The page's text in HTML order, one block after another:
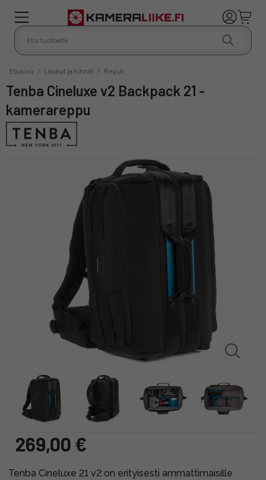
Etusivu / Laukut ja hihnat / Reput
Tenba Cineluxe v2 Backpack 21 -
kamerareppu
269,00 €
Tenba Cineluxe 21 v2 on erityisesti ammattimaisille